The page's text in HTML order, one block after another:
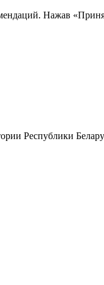
Нажав
Республики